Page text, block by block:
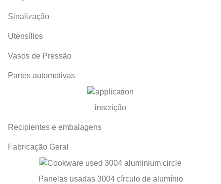
Sinalização
Utensílios
Vasos de Pressão
Partes automotivas
inscrição
Recipientes e embalagens
Fabricação Geral
Panelas usadas 3004 círculo de alumínio